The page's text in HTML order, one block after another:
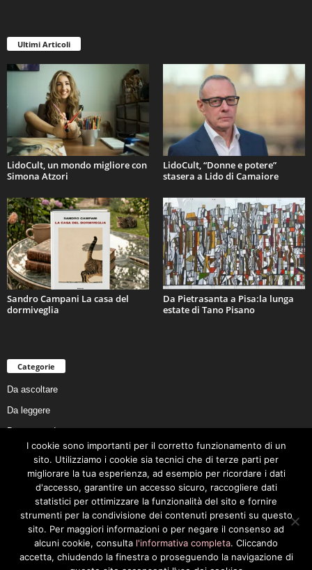
Ultimi Articoli
LidoCult, un mondo migliore con
Simona Atzori
LidoCult, “Donne e potere”
stasera a Lido di Camaiore
Sandro Campani La casa del
dormiveglia
Da Pietrasanta a Pisa:la lunga
estate di Tano Pisano
Categorie
Da ascoltare
Da leggere
Da non perdere
Da conoscere
Da preservare
Da vivere
Cookie Policy
I cookie sono importanti per il corretto funzionamento di un
sito. Utilizziamo i cookie sia tecnici che di terze parti per
migliorare la tua esperienza, ad esempio per ricordare i dati
d'accesso, garantire un accesso sicuro, raccogliere dati
statistici per ottimizzare la funzionalità del sito e fornire
strumenti per la condivisione dei contenuti presenti su questo
sito. Per maggiori informazioni o per negare il consenso ad
alcuni cookie, consulta l'informativa completa. Cliccando
accetta, chiudendo la finestra o proseguendo la navigazione di